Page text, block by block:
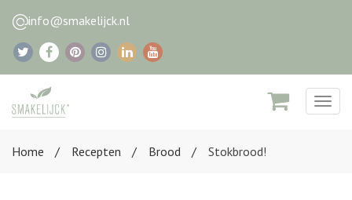
info@smakelijck.nl
Home
Recepten Brood Stokbrood!